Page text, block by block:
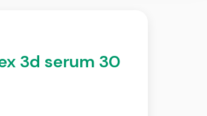
3d serum 30